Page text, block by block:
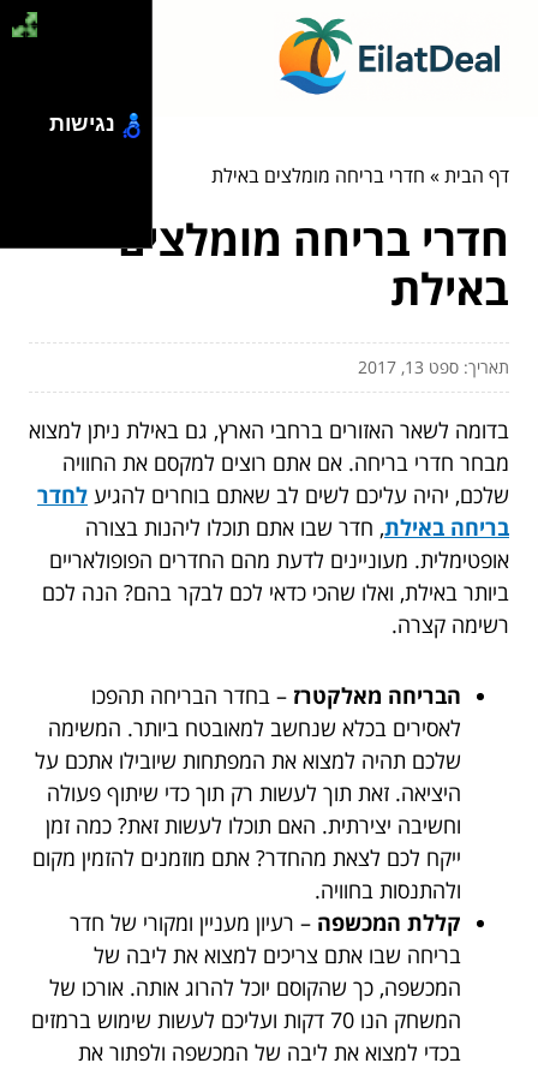
דף הבית» חדרי בריחה מומלצים באילת
חדרי בריחה מומלצים
באילת
תאריך: ספט 13, 2017
בדומה לשאר האזורים ברחבי הארץ, גם באילת ניתן למצוא
מבחר חדרי בריחה. אם אתם רוצים למקסם את החוויה
שלכם, יהיה עליכם לשים לב שאתם בוחרים להגיע לחדר
בריחה באילת, חדר שבו אתם תוכלו ליהנות בצורה
אופטימלית. מעוניינים לדעת מהם החדרים הפופולאריים
ביותר באילת, ואלו שהכי כדאי לכם לבקר בהם? הנה לכם
רשימה קצרה.
הבריחה מאלקטרז – בחדר הבריחה תהפכו
לאסירים בכלא שנחשב למאובטח ביותר. המשימה
שלכם תהיה למצוא את המפתחות שיובילו אתכם על
היציאה. זאת תוך לעשות רק תוך כדי שיתוף פעולה
וחשיבה יצירתית. האם תוכלו לעשות זאת? כמה זמן
ייקח לכם לצאת מהחדר? אתם מוזמנים להזמין מקום
ולהתנסות בחוויה.
קללת המכשפה – רעיון מעניין ומקורי של חדר
בריחה שבו אתם צריכים למצוא את ליבה של
המכשפה, כך שהקוסם יוכל להרוג אותה. אורכו של
המשחק הנו 70 דקות ועליכם לעשות שימוש ברמזים
בכדי למצוא את ליבה של המכשפה ולפתור את
נגישות